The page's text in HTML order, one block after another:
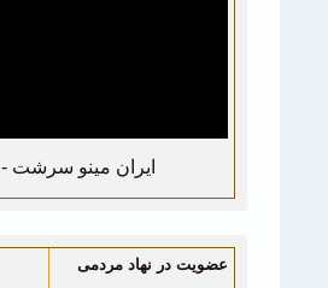
ايران مينو سرشت - شيفته
عضویت در نهاد مردمی